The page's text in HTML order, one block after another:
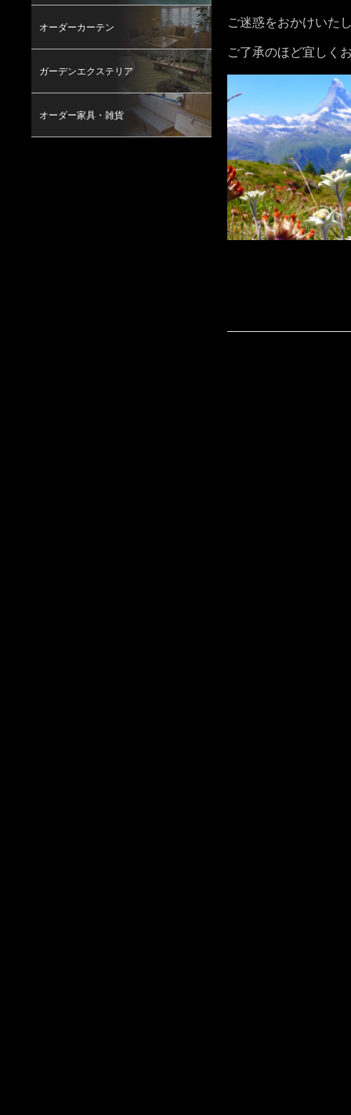
オーダーカーテン
ガーデンエクステリア
オーダー家具・雑貨
ご迷惑をおかけいた
ご了承のほど宜しく